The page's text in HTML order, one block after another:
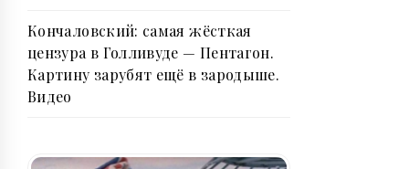
Кончаловский: самая жёсткая
цензура в Голливуде — Пентагон.
Картину зарубят ещё в зародыше.
Видео